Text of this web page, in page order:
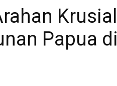
Krusial
Papua di